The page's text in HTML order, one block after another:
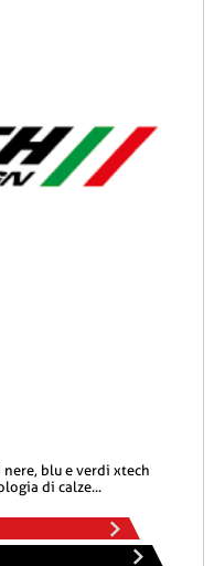
di calze...